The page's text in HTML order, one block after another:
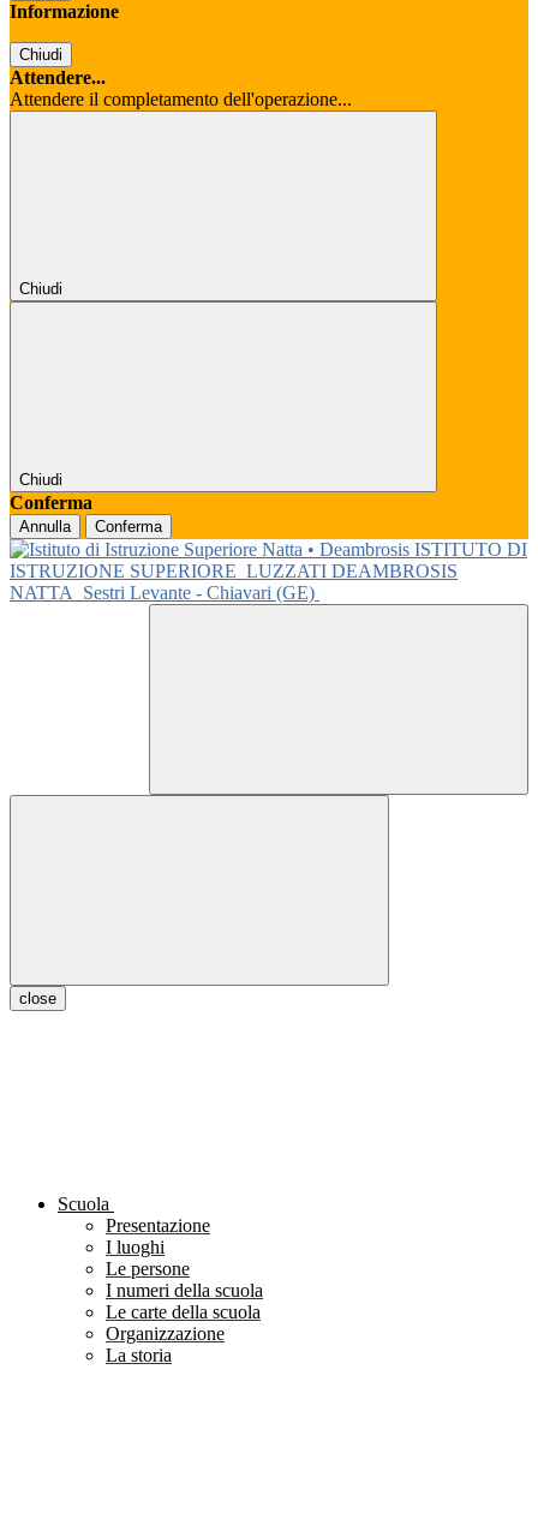
Informazione
Chiudi
Attendere...
Attendere il completamento dell'operazione...
Chiudi
Chiudi
Conferma
Annulla Conferma
ISTITUTO DI
ISTRUZIONE SUPERIORE LUZZATI DEAMBROSIS
NATTA
Sestri Levante - Chiavari (GE)
close
Scuola
Presentazione
I luoghi
Le persone
I numeri della scuola
Le carte della scuola
Organizzazione
La storia